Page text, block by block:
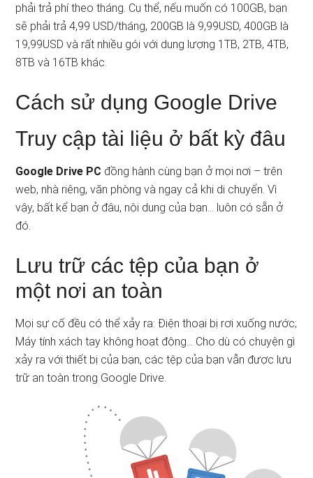
phải trả phí theo tháng. Cụ thể, nếu muốn có 100GB, bạn
sẽ phải trả 4,99 USD/tháng, 200GB là 9,99USD, 400GB là
19,99USD và rất nhiều gói với dung lượng 1TB, 2TB, 4TB,
8TB và 16TB khác.
Cách sử dụng Google Drive
Truy cập tài liệu ở bất kỳ đâu
Google Drive PC đồng hành cùng bạn ở mọi nơi – trên
web, nhà riêng, văn phòng và ngay cả khi di chuyển. Vì
vậy, bất kể bạn ở đâu, nội dung của bạn… luôn có sẵn ở
đó.
Lưu trữ các tệp của bạn ở
một nơi an toàn
Mọi sự cố đều có thể xảy ra: Điện thoại bị rơi xuống nước;
Máy tính xách tay không hoạt động… Cho dù có chuyện gì
xảy ra với thiết bị của bạn, các tệp của bạn vẫn được lưu
trữ an toàn trong Google Drive.